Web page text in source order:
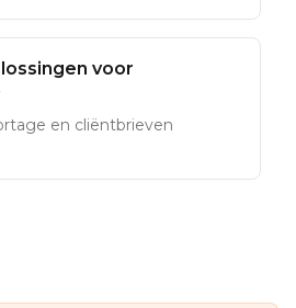
voor
en cliëntbrieven